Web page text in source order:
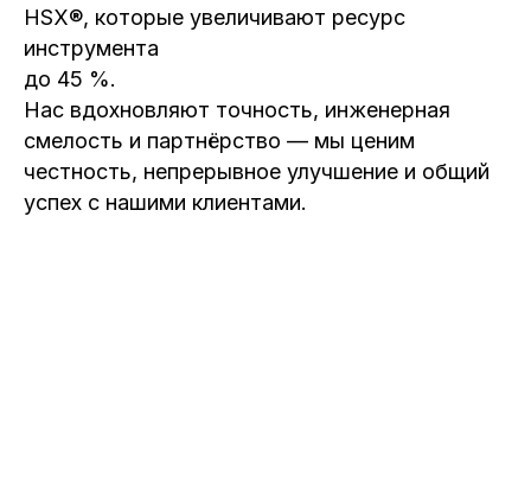
HSX®, которые увеличивают ресурс
инструмента
до 45 %.
Нас вдохновляют точность, инженерная
смелость и партнёрство — мы ценим
честность, непрерывное улучшение и общий
успех с нашими клиентами.